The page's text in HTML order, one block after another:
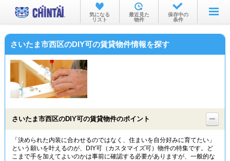
お部屋を探す
沿線・駅から
物件特集から
TOP
気になる
リスト
最近見た
物件
保存中の
条件
さいたま市西区のDIY可の賃貸物件情報を探す
さいたま市西区のDIY可の賃貸物件のポイント
「決められた内装に合わせるのではなく、住まいを自分好みに育てたい」
という願いを叶えるのが、DIY可（カスタマイズ可）物件の特集です。ど
こまで手を加えてよいのかは事前に確認する必要がありますが、一般的な